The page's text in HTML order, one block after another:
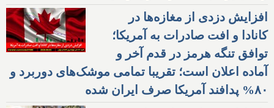
افزایش دزدی از مغازه‌ها در
کانادا و افت صادرات به آمریکا؛
توافق تنگه هرمز در قدم آخر و
آماده اعلان است؛ تقریبا تمامی موشک‌های دوربرد و
۸۰% پدافند آمریکا صرف ایران شده